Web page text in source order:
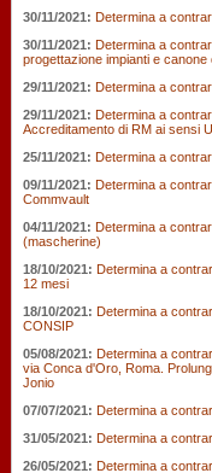
30/11/2021: Determina a
30/11/2021: Determina a
progettazione impianti e
29/11/2021: Determina a
29/11/2021: Determina a
Accreditamento di RM ai sensi
25/11/2021: Determina a
09/11/2021: Determina a
Commvault
04/11/2021: Determina a
(mascherine)
18/10/2021: Determina a
12 mesi
18/10/2021: Determina a
CONSIP
05/08/2021: Determina a
via Conca d'Oro, Roma.
Jonio
07/07/2021: Determina a
31/05/2021: Determina a
26/05/2021: Determina a